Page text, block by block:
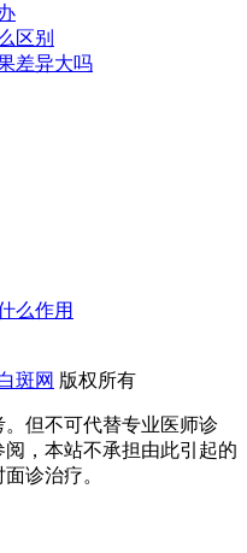
区别
差异大吗
么作用
斑网 版权所有
但不可代替专业医师诊
，本站不承担由此引起的
诊治疗。